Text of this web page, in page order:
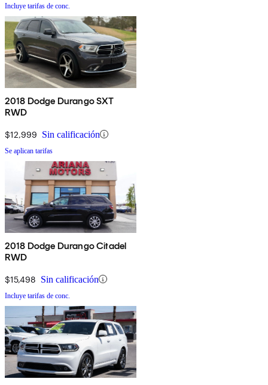
Incluye tarifas de conc.
2018 Dodge Durango SXT
RWD
$12,999 Sin calificación
Se aplican tarifas
2018 Dodge Durango Citadel
RWD
$15,498 Sin calificación
Incluye tarifas de conc.